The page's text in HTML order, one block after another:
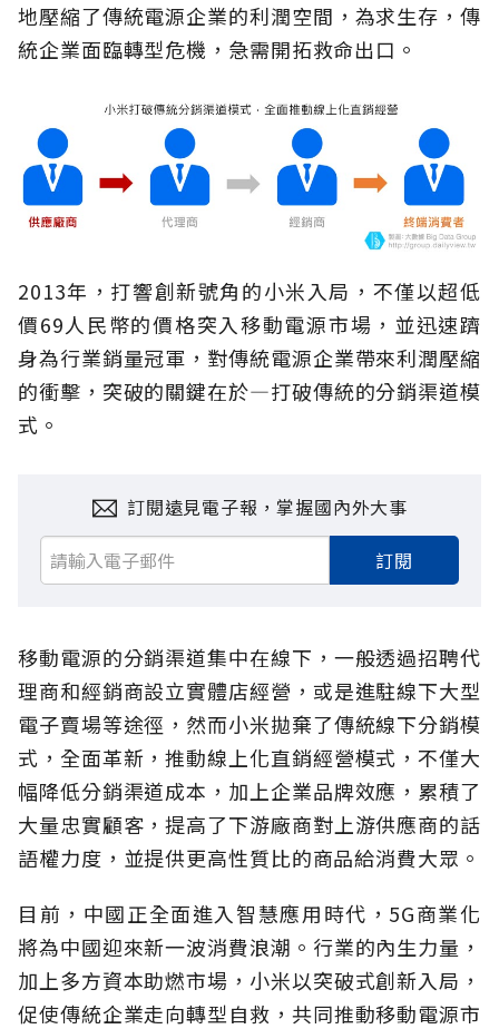
地壓縮了傳統電源企業的利潤空間，為求生存，傳
統企業面臨轉型危機，急需開拓救命出口。
2013年，打響創新號角的小米入局，不僅以超低
價69人民幣的價格突入移動電源市場，並迅速躋
身為行業銷量冠軍，對傳統電源企業帶來利潤壓縮
的衝擊，突破的關鍵在於—打破傳統的分銷渠道模
式。
訂閱遠見電子報，掌握國內外大事
訂閱
移動電源的分銷渠道集中在線下，一般透過招聘代
理商和經銷商設立實體店經營，或是進駐線下大型
電子賣場等途徑，然而小米拋棄了傳統線下分銷模
式，全面革新，推動線上化直銷經營模式，不僅大
幅降低分銷渠道成本，加上企業品牌效應，累積了
大量忠實顧客，提高了下游廠商對上游供應商的話
語權力度，並提供更高性質比的商品給消費大眾。
目前，中國正全面進入智慧應用時代，5G商業化
將為中國迎來新一波消費浪潮。行業的內生力量，
加上多方資本助燃市場，小米以突破式創新入局，
促使傳統企業走向轉型自救，共同推動移動電源市